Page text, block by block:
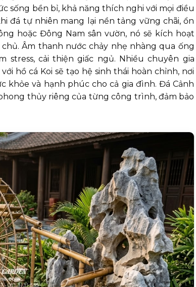
sống bền bỉ, khả năng thích nghi với mọi điều
đá tự nhiên mang lại nền tảng vững chãi, ổn
hoặc Đông Nam sân vườn, nó sẽ kích hoạt
Âm thanh nước chảy nhẹ nhàng qua ống
cải thiện giấc ngủ. Nhiều chuyên gia
hồ cá Koi sẽ tạo hệ sinh thái hoàn chỉnh, nơi
khỏe và hạnh phúc cho cả gia đình. Đá Cảnh
thủy riêng của từng công trình, đảm bảo